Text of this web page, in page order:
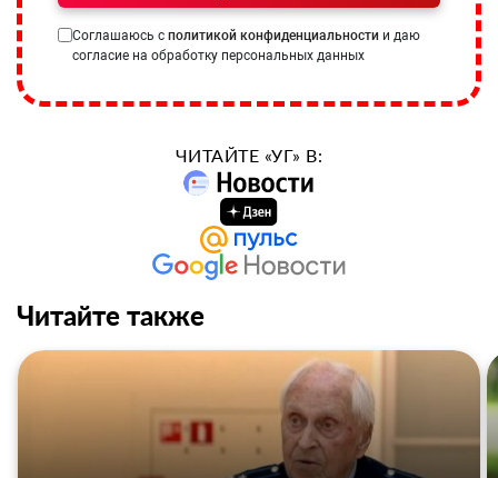
Соглашаюсь с политикой конфиденциальности и даю
согласие на обработку персональных данных
ЧИТАЙТЕ «УГ» В:
Читайте также